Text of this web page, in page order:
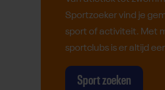
Sportzoeker vind je
sport of activiteit. Met
sportclubs is er altijd
Sport zoeken